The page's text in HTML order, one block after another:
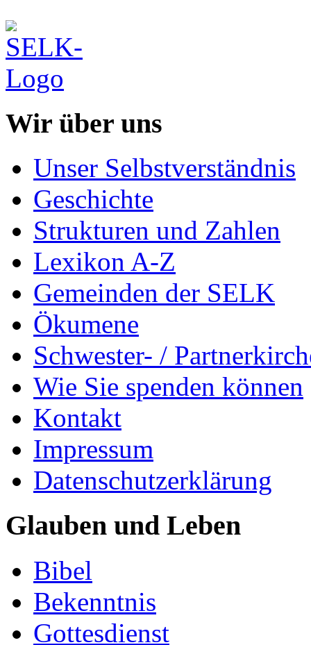
Wir über uns
Unser Selbstverständnis
Geschichte
Strukturen und Zahlen
Lexikon A-Z
Gemeinden der SELK
Ökumene
Schwester- /
Wie Sie spenden können
Kontakt
Impressum
Datenschutzerklärung
Glauben und Leben
Bibel
Bekenntnis
Gottesdienst